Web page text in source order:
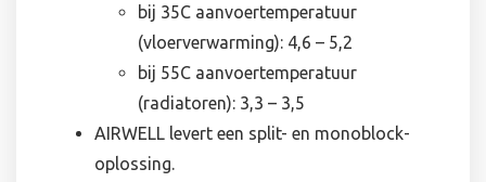
bij 35C aanvoertemperatuur
(vloerverwarming): 4,6 – 5,2
bij 55C aanvoertemperatuur
(radiatoren): 3,3 – 3,5
AIRWELL levert een split- en monoblock-
oplossing.